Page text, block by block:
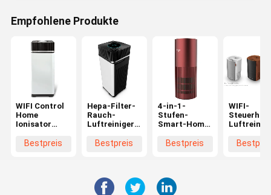
Empfohlene Produkte
WIFI Control
Home
Ionisator
Hepa-Filter
Bestpreis
Hepa-Filter-
Rauch-
Luftreiniger
Steuerung,
Bestpreis
4-in-1-
Stufen-
Smart-Home-
PM2.5 OEM
Bestpreis
WIFI-
Rauch-